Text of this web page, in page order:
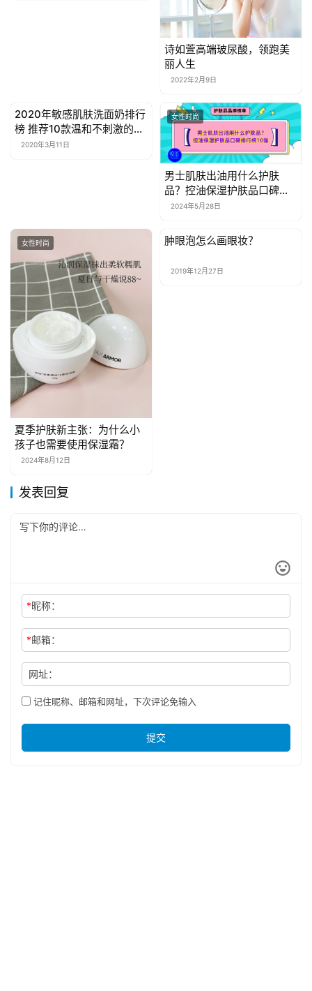
诗如萱高端玻尿酸，领跑美
丽人生
2022年2月9日
女性时尚
2020年敏感肌肤洗面奶排行
榜 推荐10款温和不刺激的洗
面奶
2020年3月11日
女性时尚
男士肌肤出油用什么护肤
品？控油保湿护肤品口碑排
行榜10强
2024年5月28日
女性时尚
夏季护肤新主张：为什么小
孩子也需要使用保湿霜？
2024年8月12日
女性时尚
肿眼泡怎么画眼妆？
2019年12月27日
发表回复
*昵称：
*邮箱：
网址：
记住昵称、邮箱和网址，下次评论免输入
提交